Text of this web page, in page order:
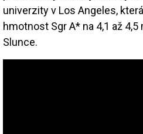
univerzity v Los Angeles,
hmotnost Sgr A* na 4,1 až
Slunce.